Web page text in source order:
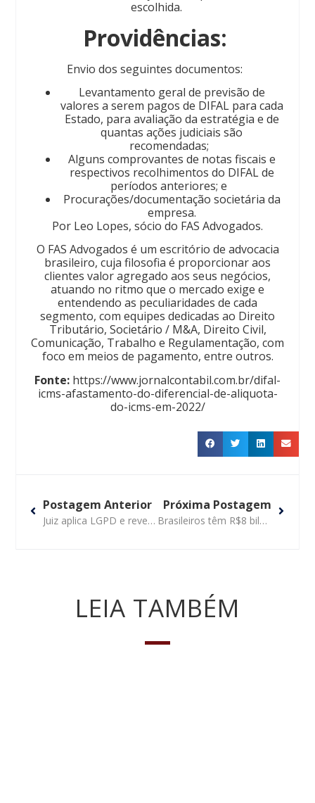
escolhida.
Providências:
Envio dos seguintes documentos:
Levantamento geral de previsão de
valores a serem pagos de DIFAL para cada
Estado, para avaliação da estratégia e de
quantas ações judiciais são
recomendadas;
Alguns comprovantes de notas fiscais e
respectivos recolhimentos do DIFAL de
períodos anteriores; e
Procurações/documentação societária da
empresa.
Por Leo Lopes, sócio do FAS Advogados.
O FAS Advogados é um escritório de advocacia
brasileiro, cuja filosofia é proporcionar aos
clientes valor agregado aos seus negócios,
atuando no ritmo que o mercado exige e
entendendo as peculiaridades de cada
segmento, com equipes dedicadas ao Direito
Tributário, Societário / M&A, Direito Civil,
Comunicação, Trabalho e Regulamentação, com
foco em meios de pagamento, entre outros.
Fonte: https://www.jornalcontabil.com.br/difal-
icms-afastamento-do-diferencial-de-aliquota-
do-icms-em-2022/
Postagem Anterior
Juiz aplica LGPD e reverte justa causa de empregado submetido a bafômetro
Próxima Postagem
Brasileiros têm R$8 bilhões a receber de bancos. Veja como consultar
LEIA TAMBÉM